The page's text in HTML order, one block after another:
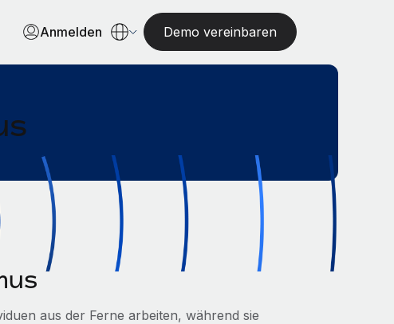
Anmelden Demo vereinbaren
aus der Ferne arbeiten, während sie